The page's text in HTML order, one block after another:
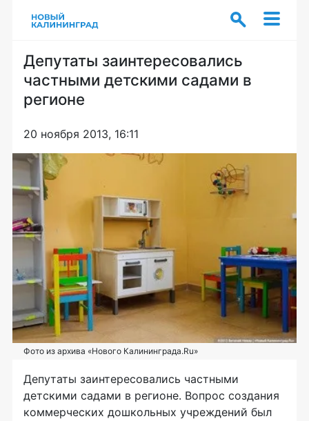
Депутаты заинтересовались
частными детскими садами в
регионе
20 ноября 2013, 16:11
Фото из архива «Нового Калининграда.Ru»
Депутаты заинтересовались частными
детскими садами в регионе. Вопрос создания
коммерческих дошкольных учреждений был